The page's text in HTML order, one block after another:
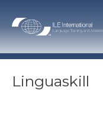
content
Linguaskill